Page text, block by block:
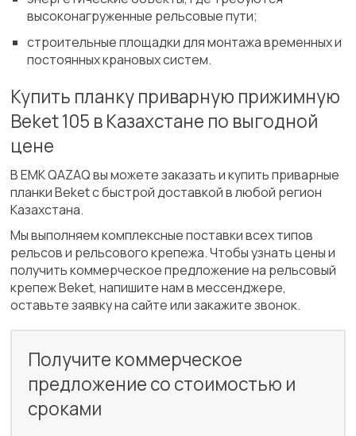
высоконагруженные рельсовые пути;
строительные площадки для монтажа временных и
постоянных крановых систем.
Купить планку приварную прижимную
Beket 105 в Казахстане по выгодной
цене
В ЕМК QAZAQ вы можете заказать и купить приварные
планки Beket с быстрой доставкой в любой регион
Казахстана.
Мы выполняем комплексные поставки всех типов
рельсов и рельсового крепежа. Чтобы узнать цены и
получить коммерческое предложение на рельсовый
крепеж Beket, напишите нам в мессенджере,
оставьте заявку на сайте или закажите звонок.
Получите коммерческое
предложение со стоимостью и
сроками